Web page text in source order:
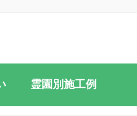
霊園別施工例